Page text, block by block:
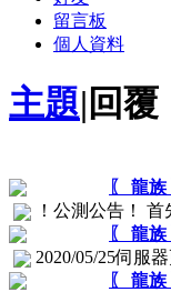
留言板
個人資料
主題| 回覆
〖 龍
！公測公告！
〖 龍
2020/05/25伺服
〖 龍